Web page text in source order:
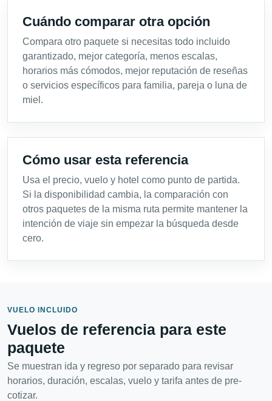
Cuándo comparar otra opción
Compara otro paquete si necesitas todo incluido
garantizado, mejor categoría, menos escalas,
horarios más cómodos, mejor reputación de reseñas
o servicios específicos para familia, pareja o luna de
miel.
Cómo usar esta referencia
Usa el precio, vuelo y hotel como punto de partida.
Si la disponibilidad cambia, la comparación con
otros paquetes de la misma ruta permite mantener la
intención de viaje sin empezar la búsqueda desde
cero.
VUELO INCLUIDO
Vuelos de referencia para este
paquete
Se muestran ida y regreso por separado para revisar
horarios, duración, escalas, vuelo y tarifa antes de pre-
cotizar.